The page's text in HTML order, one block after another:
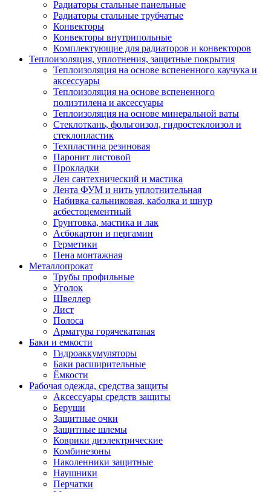
Радиаторы стальные панельные
Радиаторы стальные трубчатые
Конвекторы
Конвекторы внутрипольные
Комплектующие для радиаторов и конвекторов
Теплоизоляция, уплотнения, защитные покрытия
Теплоизоляция на основе вспененного каучука и
аксессуары
Теплоизоляция на основе вспененного
полиэтилена и аксессуары
Теплоизоляция на основе минеральной ваты
Стеклоткань, фольгоизол, гидростеклоизол и
стеклопластик
Техпластина резиновая
Паронит листовой
Прокладки
Лен сантехнический и мастика
Лента ФУМ и нить уплотнительная
Набивка сальниковая, каболка и шнур
асбестоцементный
Грунтовка, мастика и лак
Асбокартон и пергамин
Герметики
Пена монтажная
Металлопрокат
Трубы профильные
Уголок
Швеллер
Лист
Полоса
Арматура горячекатаная
Баки и емкости
Гидроаккумуляторы
Баки расширительные
Ёмкости
Рабочая одежда, средства защиты
Аксессуары средств защиты
Беруши
Защитные очки
Защитные шлемы
Коврики диэлектрические
Комбинезоны
Наколенники защитные
Наушники
Перчатки